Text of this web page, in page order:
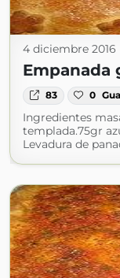
4 diciembre 2016
Empanada
83 0
Ingredientes
templada.75gr
Levadura de